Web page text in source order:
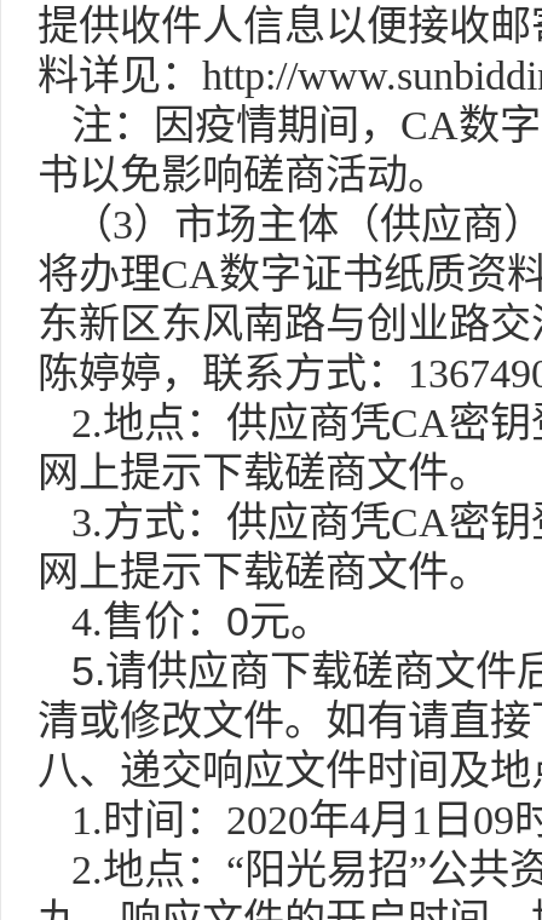
提供收件人信息以便接收邮
料详见： http://
注：因疫情期间， CA数
书以免影响磋商活动。
（3）市场主体（供应商
将办理CA数字证书纸质资
东新区东风南路与创业路
陈婷婷，联系方式：
2.地点： 供应商凭CA密钥
网上提示下载磋商文件。
3.方式： 供应商凭CA密钥
网上提示下载磋商文件。
4.售价： 0元。
5.请供应商下载磋商文件
清或修改文件。如有请直
八、递交响应文件时间及地
1.时间： 2020年4月 1 日 09
2.地点：“阳光易招”公共